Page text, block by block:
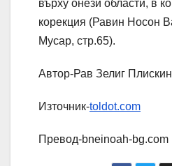
върху онези области, в
корекция (Равин Носон
Мусар, стр.65).
Автор-Рав Зелиг Плискин
Източник-toldot.com
Превод-bneinoah-bg.com